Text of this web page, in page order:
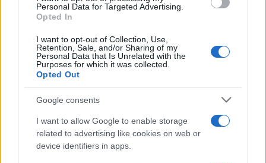
Personal Data for Targeted Advertising.
Opted In
I want to opt-out of Collection, Use,
Retention, Sale, and/or Sharing of my
Personal Data that Is Unrelated with the
Purposes for which it was collected.
Opted Out
Google consents
I want to allow Google to enable storage
related to advertising like cookies on web or
device identifiers in apps.
közismert salemi boszorkányperről is feltételezik, hogy
köze lehetett hozzá az anyarozsnak. A megoldás a
szórványosan felbukkanó kórságra nagyon banális: a
sörélesztő békén hagyja, a kovász viszont elpusztítja a
kenyérben lévő gombát. Mindezt végiggondolva az akkori
tudás birtokában, de laikusként a maival sem könnyű
felfedezni az összefüggést az anyarozs és a szórványosan
megjelenő, Európa bizonyos területeire, népcsoportjaira és
időszakaira jellemző járványról.